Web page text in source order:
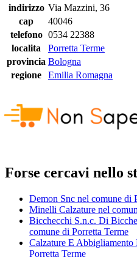
indirizzo Via Mazzini, 36
cap
40046
telefono 0534 22388
localita
Porretta Terme
provincia Bologna
regione
Emilia Romagna
Forse cercavi nello
Demon Snc nel comune di
Minelli Calzature nel
Bicchecchi S.n.c. Di
comune di Porretta Terme
Calzature E Abbigliamento
Porretta Terme